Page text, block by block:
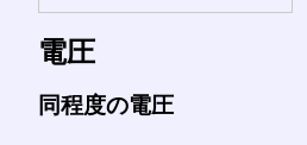
電圧
同程度の電圧